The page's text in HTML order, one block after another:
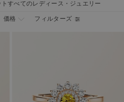
トすべてのレディース・ジュエリー
価格 フィルターズ